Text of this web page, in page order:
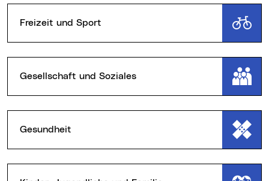
Freizeit und Sport
Gesellschaft und Soziales
Gesundheit